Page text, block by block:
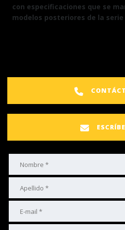
con especificaciones que se
modelos posteriores de la serie